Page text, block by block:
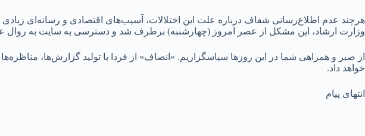
هرچند عدم اطلاع‌رسانی شفاف درباره علت این اختلالات، آسیب‌های اقتصادی و رسانه‌ای
وزارت ارشاد، این مشکل از عصر امروز (چهارشنبه) برطرف شد و دسترسی به سایت به روال
از صبر و همراهی شما در این روزها سپاسگزاریم. «انصاف» از فردا با تولید گزارش‌ها،
خواهد داد.
انتهای پیام